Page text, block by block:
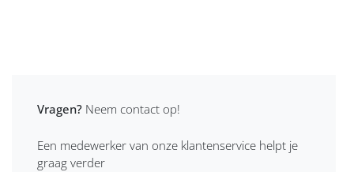
Vragen? Neem contact op!
Een medewerker van onze klantenservice helpt je
graag verder